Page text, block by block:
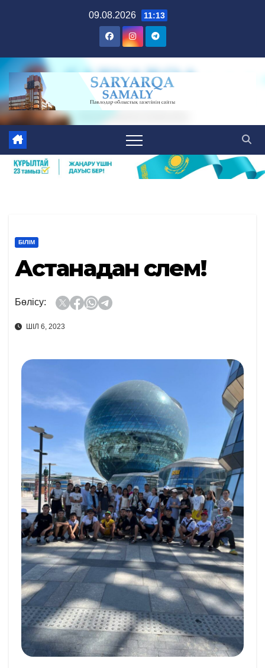
09.08.2026 11:13
БІЛІМ
Астанадан сәлем!
Бөлісу:
ШІЛ 6, 2023